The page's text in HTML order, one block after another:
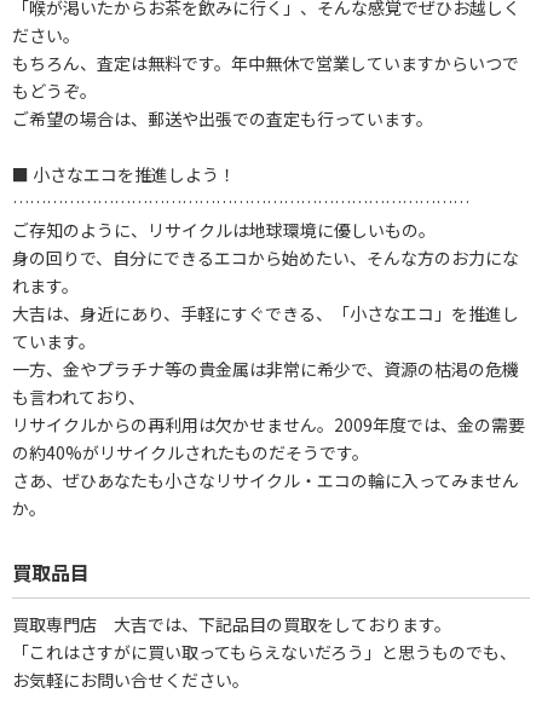
「喉が渇いたからお茶を飲みに行く」、そんな感覚でぜひお越しく
ださい。
もちろん、査定は無料です。年中無休で営業していますからいつで
もどうぞ。
ご希望の場合は、郵送や出張での査定も行っています。
■ 小さなエコを推進しよう！
………………………………………………………………………
ご存知のように、リサイクルは地球環境に優しいもの。
身の回りで、自分にできるエコから始めたい、そんな方のお力にな
れます。
大吉は、身近にあり、手軽にすぐできる、「小さなエコ」を推進し
ています。
一方、金やプラチナ等の貴金属は非常に希少で、資源の枯渇の危機
も言われており、
リサイクルからの再利用は欠かせません。2009年度では、金の需要
の約40%がリサイクルされたものだそうです。
さあ、ぜひあなたも小さなリサイクル・エコの輪に入ってみません
か。
買取品目
買取専門店 大吉では、下記品目の買取をしております。
「これはさすがに買い取ってもらえないだろう」と思うものでも、
お気軽にお問い合せください。